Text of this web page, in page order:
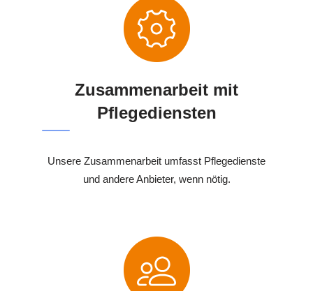
Zusammenarbeit mit
Pflegediensten
Unsere Zusammenarbeit umfasst Pflegedienste
und andere Anbieter, wenn nötig.